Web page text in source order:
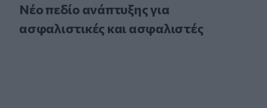
Νέο πεδίο ανάπτυξης για
ασφαλιστικές και ασφαλιστές